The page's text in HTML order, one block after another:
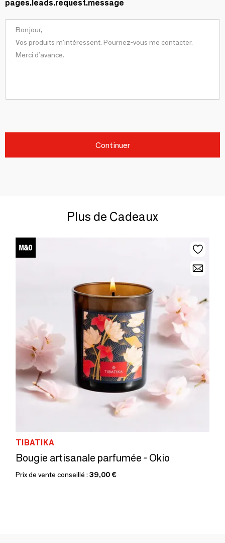
pages.leads.request.message
Continuer
Plus de Cadeaux
TIBATIKA
Bougie artisanale parfumée - Okio
Prix de vente conseillé : 39,00 €